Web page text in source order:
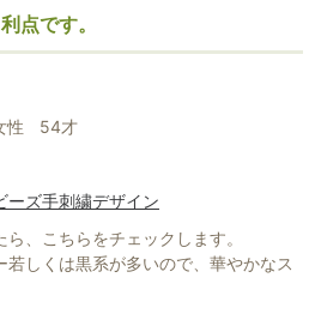
点です。
性 54才
ーズ手刺繍デザイン
、こちらをチェックします。
しくは黒系が多いので、華やかなス